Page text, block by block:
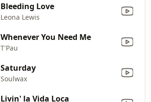
Bleeding Love
Leona Lewis
Whenever You Need Me
T'Pau
Saturday
Soulwax
Livin' la Vida Loca